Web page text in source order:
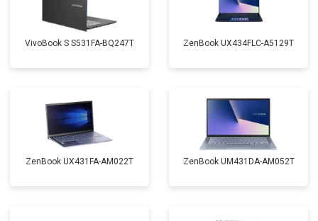
VivoBook S S531FA-BQ247T ZenBook UX434FLC-A5129T
ZenBook UX431FA-AM022T ZenBook UM431DA-AM052T